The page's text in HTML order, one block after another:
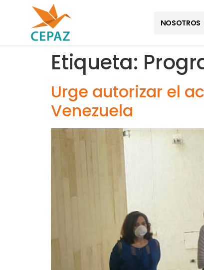
NOSOTROS
Etiqueta:
Urge autorizar el
Venezuela